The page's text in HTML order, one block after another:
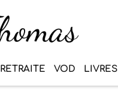
RETRAITE VOD LIVRES